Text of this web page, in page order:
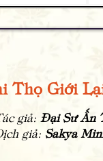
Thọ Giới
giả: Đại Sư Ấn
giả: Sakya